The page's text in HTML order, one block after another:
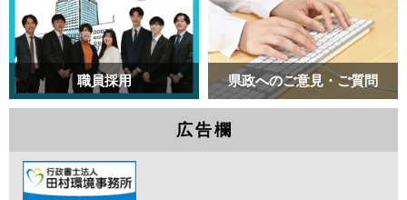
職員採用 県政へのご意見・ご質問
広告欄